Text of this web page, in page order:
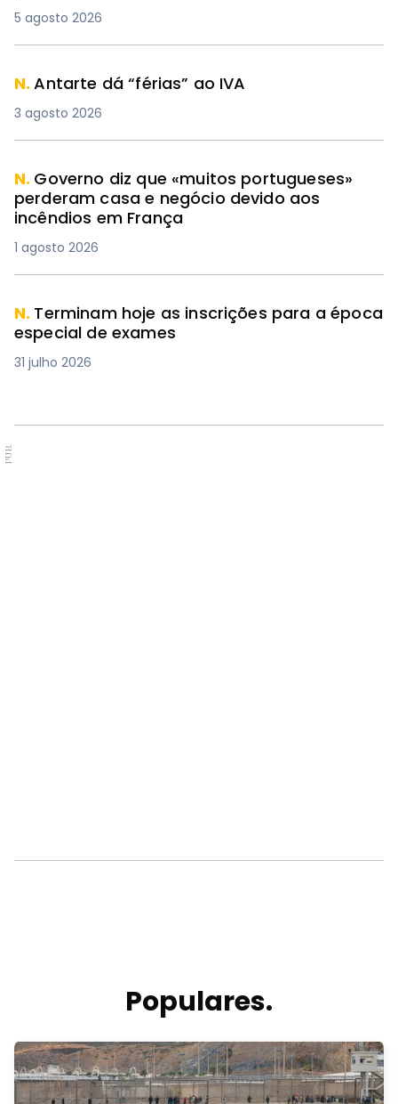
5 agosto 2026
N.Antarte dá “férias” ao IVA
3 agosto 2026
N. Governo diz que «muitos portugueses»
perderam casa e negócio devido aos
incêndios em França
1 agosto 2026
N. Terminam hoje as inscrições para a época
especial de exames
31 julho 2026
PUB.
Populares.